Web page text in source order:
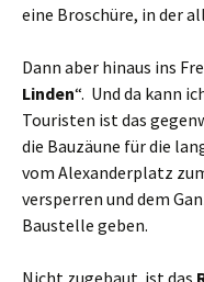
eine Broschüre, in der
Dann aber hinaus ins
Linden“. Und da kann
Touristen ist das
die Bauzäune für die
vom Alexanderplatz
versperren und dem
Baustelle geben.
Nicht zugebaut ist das